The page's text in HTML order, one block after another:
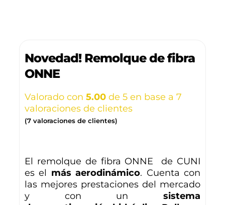
Novedad! Remolque de fibra
ONNE
Valorado con 5.00 de 5 en base a 7
valoraciones de clientes
(7 valoraciones de clientes)
El remolque de fibra ONNE de CUNI
es el más aerodinámico. Cuenta con
las mejores prestaciones del mercado
y con un sistema